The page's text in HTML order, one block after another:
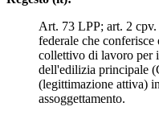
Art. 73 LPP; art. 2
federale che
collettivo di lavoro per
dell'edilizia principale
(legittimazione attiva)
assoggettamento.